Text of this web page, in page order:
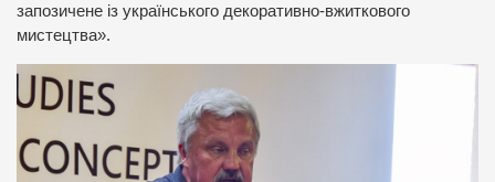
запозичене із українського декоративно-вжиткового
мистецтва».